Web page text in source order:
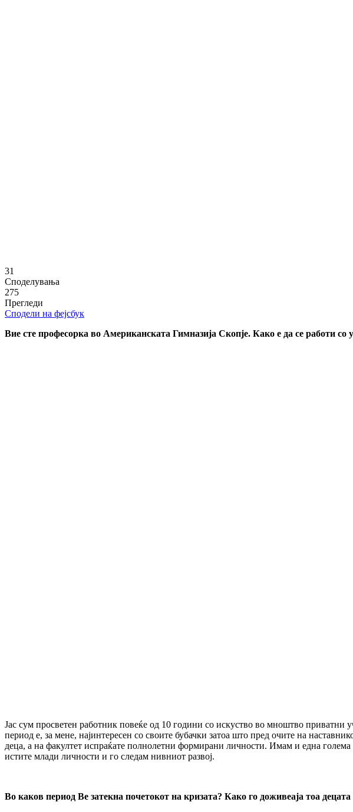
31
Споделувања
275
Прегледи
Сподели на фејсбук
Вие сте професорка во Американската Гимназија Скопје. Како е да се работи со
Јас сум просветен работник повеќе од 10 години со искуство во мноштво приватни
период е, за мене, најинтересен со своите бубачки затоа што пред очите на
деца, а на факултет испраќате полнолетни формирани личности. Имам и една
истите млади личности и го следам нивниот развој.
Во каков период Ве затекна почетокот на кризата? Како го доживеаја тоа